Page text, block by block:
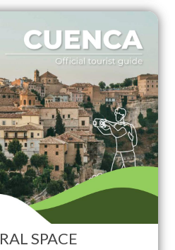
SPACE